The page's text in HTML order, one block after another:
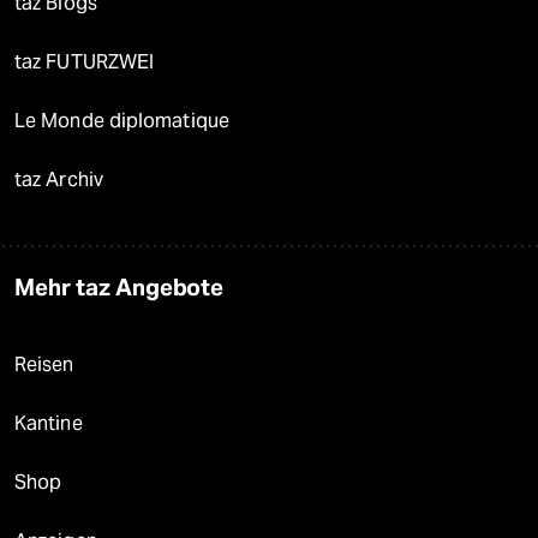
taz FUTURZWEI
Le Monde diplomatique
taz Archiv
Mehr taz Angebote
Reisen
Kantine
Shop